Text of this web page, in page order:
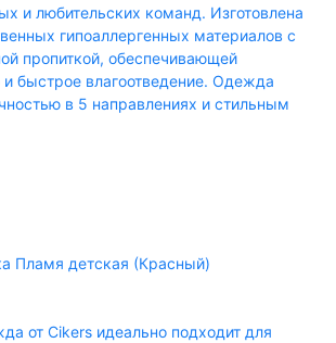
и любительских команд. Изготовлена
гипоаллергенных материалов с
пропиткой, обеспечивающей
быстрое влагоотведение. Одежда
в 5 направлениях и стильным
Пламя детская (Красный)
от Cikers идеально подходит для